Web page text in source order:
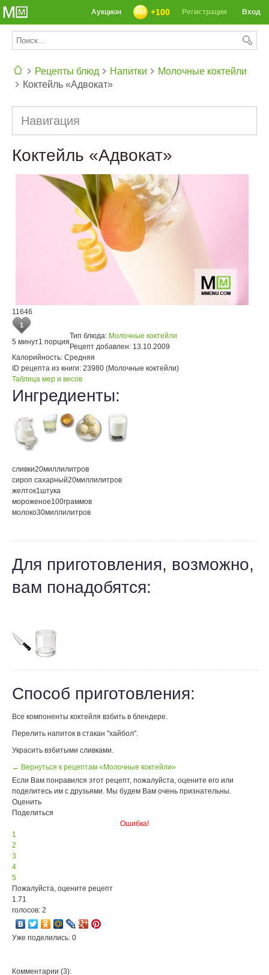
Вход
Регистрация
+100
Аукцион
Рецепты блюд Напитки
Молочные коктейли
Коктейль «Адвокат»
Навигация
Коктейль «Адвокат»
11646
1
5 минут1 порция
Тип блюда: Молочные коктейли
Рецепт добавлен: 13.10.2009
Калорийность: Средняя
ID рецепта из книги: 23980 (Молочные коктейли)
Таблица мер и весов
Ингредиенты:
сливки20миллилитров
сироп сахарный20миллилитров
желток1штука
мороженое100граммов
молоко30миллилитров
Для приготовления, возможно,
вам понадобятся:
Способ приготовления:
Все компоненты коктейля взбить в блендере.
Перелить напиток в стакан "хайбол".
Украсить взбитыми сливками.
← Вернуться к рецептам «Молочные коктейли»
Если Вам понравился этот рецепт, пожалуйста, оцените его или
поделитесь им с друзьями. Мы будем Вам очень признательны.
Оценить
Поделиться
Ошибка!
1
2
3
4
5
Пожалуйста, оцените рецепт
1.71
голосов: 2
Уже поделились: 0
Комментарии (3):